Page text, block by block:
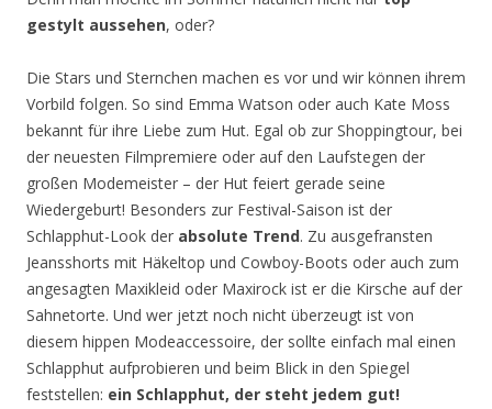
gestylt aussehen, oder?
Die Stars und Sternchen machen es vor und wir können ihrem
Vorbild folgen. So sind Emma Watson oder auch Kate Moss
bekannt für ihre Liebe zum Hut. Egal ob zur Shoppingtour, bei
der neuesten Filmpremiere oder auf den Laufstegen der
großen Modemeister – der Hut feiert gerade seine
Wiedergeburt! Besonders zur Festival-Saison ist der
Schlapphut-Look der absolute Trend. Zu ausgefransten
Jeansshorts mit Häkeltop und Cowboy-Boots oder auch zum
angesagten Maxikleid oder Maxirock ist er die Kirsche auf der
Sahnetorte. Und wer jetzt noch nicht überzeugt ist von
diesem hippen Modeaccessoire, der sollte einfach mal einen
Schlapphut aufprobieren und beim Blick in den Spiegel
feststellen: ein Schlapphut, der steht jedem gut!